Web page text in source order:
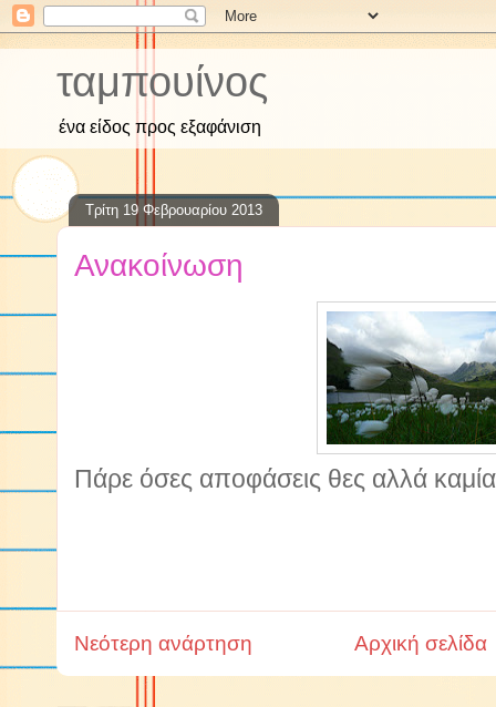
ταμπουίνος
ένα είδος προς εξαφάνιση
Τρίτη 19 Φεβρουαρίου 2013
Ανακοίνωση
Πάρε όσες αποφάσεις θες αλλά
Νεότερη ανάρτηση Αρχική σελίδα